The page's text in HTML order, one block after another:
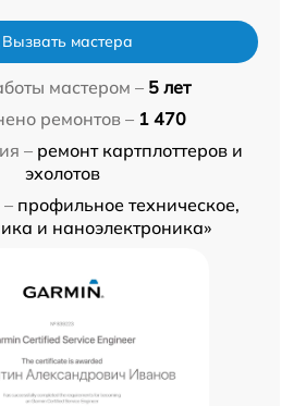
Вызвать мастера
мастером – 5 лет
ремонтов – 1 470
– ремонт картплоттеров и
эхолотов
профильное техническое,
и наноэлектроника»